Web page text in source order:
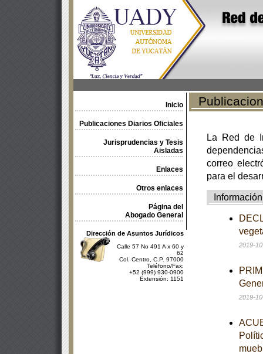
Inicio
Publicaciones Diarios Oficiales
Jurisprudencias y Tesis
Aisladas
Enlaces
Otros enlaces
Página del
Abogado General
Dirección de Asuntos Jurídicos
Calle 57 No 491 A x 60 y
62
Col. Centro, C.P. 97000
Teléfono/Fax:
+52 (999) 930-0900
Extensión: 1151
La Red de
correo
para el
Información
2019-
2019-